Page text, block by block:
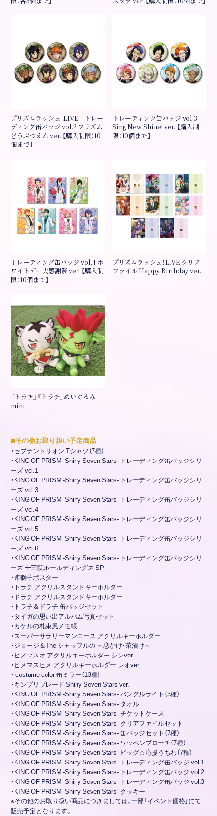
プリズムラッシュ！LIVE トレー
ディング缶バッジ vol.2 プリズム
どうぶつえん ver. 【購入制限：10
個まで】
トレーディング缶バッジ vol.3
Sing New Shine! ver. 【購入制
限：10個まで】
トレーディング缶バッジ vol.4 ホ
ワイトデー大感謝祭 ver. 【購入制
限：10個まで】
プリズムラッシュ！LIVE クリア
ファイル Happy Birthday ver.
『トラチ』『ドラチ』ぬいぐるみ
mini
■その他お取り扱い予定商品
・セプテントリオン Tシャツ（7種）
・KING OF PRISM -Shiny Seven Stars- トレーディング缶バッジシリ
ーズ vol.1
・KING OF PRISM -Shiny Seven Stars- トレーディング缶バッジシリ
ーズ vol.3
・KING OF PRISM -Shiny Seven Stars- トレーディング缶バッジシリ
ーズ vol.4
・KING OF PRISM -Shiny Seven Stars- トレーディング缶バッジシリ
ーズ vol.5
・KING OF PRISM -Shiny Seven Stars- トレーディング缶バッジシリ
ーズ vol.6
・KING OF PRISM -Shiny Seven Stars- トレーディング缶バッジシリ
ーズ 十王院ホールディングス SP
・連獅子ポスター
・トラチ アクリルスタンドキーホルダー
・ドラチ アクリルスタンドキーホルダー
・トラチ＆ドラチ 缶バッジセット
・タイガの思い出アルバム写真セット
・カケルの札束風メモ帳
・スーパーサラリーマンエース アクリルキーホルダー
・ジョージ＆The シャッフルの ～恋かけ・茶漬け～
・ヒメマスオ アクリルキーホルダー シンver.
・ヒメマスヒメ アクリルキーホルダー レオver.
・ costume color 缶ミラー（13種）
・キンプリブレード Shiny Seven Stars ver.
・KING OF PRISM -Shiny Seven Stars- バングルライト（3種）
・KING OF PRISM -Shiny Seven Stars- タオル
・KING OF PRISM -Shiny Seven Stars- チケットケース
・KING OF PRISM -Shiny Seven Stars- クリアファイルセット
・KING OF PRISM -Shiny Seven Stars- 缶バッジセット（7種）
・KING OF PRISM -Shiny Seven Stars- ワッペンブローチ（7種）
・KING OF PRISM -Shiny Seven Stars- ビッグ☆応援うちわ（7種）
・KING OF PRISM -Shiny Seven Stars- トレーディング缶バッジ vol.1
・KING OF PRISM -Shiny Seven Stars- トレーディング缶バッジ vol.2
・KING OF PRISM -Shiny Seven Stars- トレーディング缶バッジ vol.3
・KING OF PRISM -Shiny Seven Stars- クッキー
※その他のお取り扱い商品につきましては、一部「イベント価格」にて
販売予定となります。